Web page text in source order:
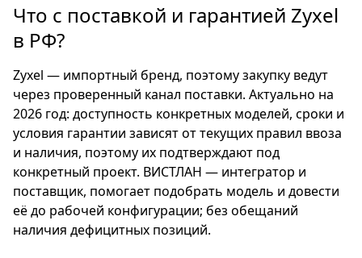
Что с поставкой и гарантией Zyxel
в РФ?
Zyxel — импортный бренд, поэтому закупку ведут
через проверенный канал поставки. Актуально на
2026 год: доступность конкретных моделей, сроки и
условия гарантии зависят от текущих правил ввоза
и наличия, поэтому их подтверждают под
конкретный проект. ВИСТЛАН — интегратор и
поставщик, помогает подобрать модель и довести
её до рабочей конфигурации; без обещаний
наличия дефицитных позиций.